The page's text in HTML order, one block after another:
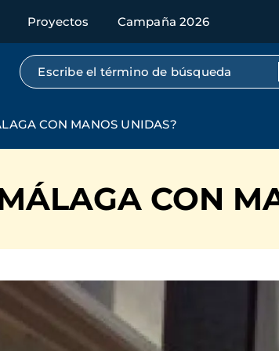
Proyectos Campaña 2026
Búsqueda por texto completo
CON MANOS UNIDAS?
CON